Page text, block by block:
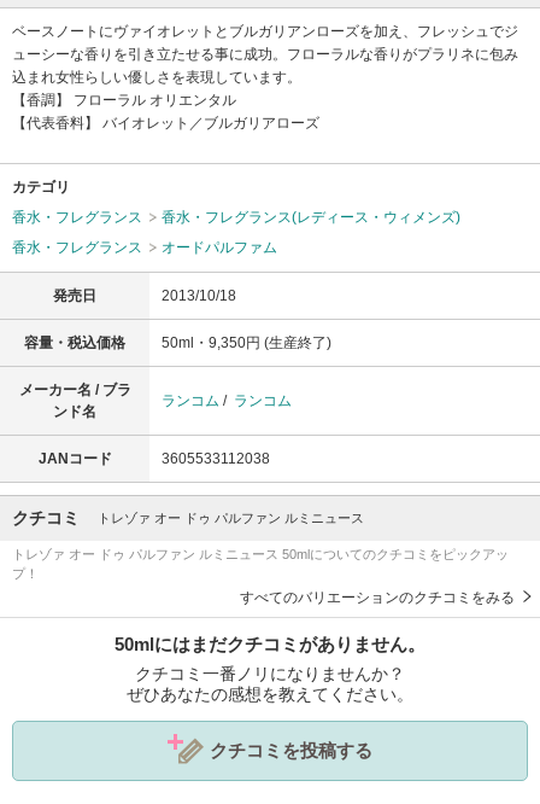
ベースノートにヴァイオレットとブルガリアンローズを加え、フレッシュでジ
ューシーな香りを引き立たせる事に成功。フローラルな香りがプラリネに包み
込まれ女性らしい優しさを表現しています。
【香調】 フローラル オリエンタル
【代表香料】 バイオレット／ブルガリアローズ
カテゴリ
香水・フレグランス
香水・フレグランス(レディース・ウィメンズ)
香水・フレグランス
オードパルファム
発売日 2013/10/18
容量・税込価格 50ml・9,350円 (生産終了)
メーカー名 / ブラ
ンド名
ランコム / ランコム
JANコード 3605533112038
クチコミ トレゾァ オー ドゥ パルファン ルミニュース
トレゾァ オー ドゥ パルファン ルミニュース 50mlについてのクチコミをピックアッ
プ！
すべてのバリエーションのクチコミをみる
50mlにはまだクチコミがありません。
クチコミ一番ノリになりませんか？
ぜひあなたの感想を教えてください。
クチコミを投稿する